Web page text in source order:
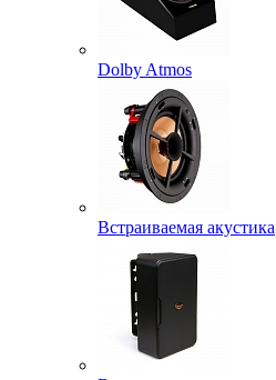
Dolby Atmos
Встраиваемая акустика